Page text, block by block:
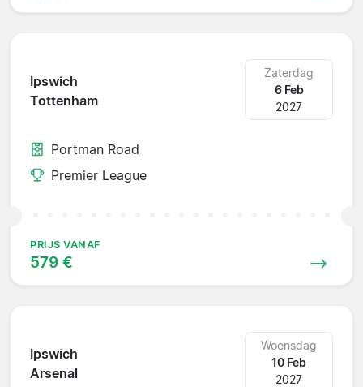
Ipswich
Tottenham
Zaterdag
6 Feb
2027
Portman Road
Premier League
PRIJS VANAF
579 €
Ipswich
Arsenal
Woensdag
10 Feb
2027